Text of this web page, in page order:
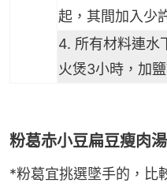
起，其間加入少
4. 所有材料連水
火煲3小時，加
粉葛赤小豆扁豆瘦肉
*粉葛宜挑選墜手的，比